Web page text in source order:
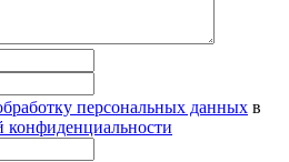
персональных данных в
конфиденциальности